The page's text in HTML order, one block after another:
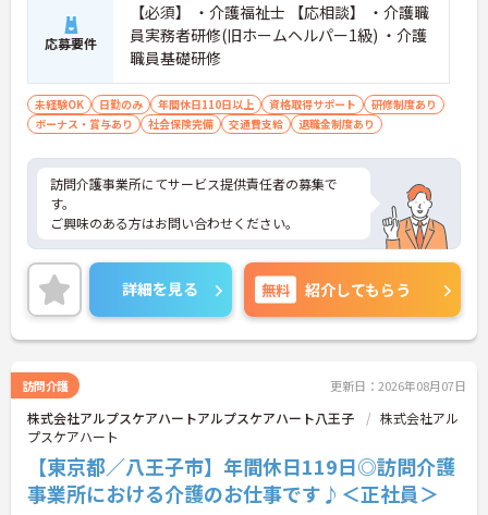
応募要件
【必須】 ・介護福祉士 【応相談】 ・介護職
員実務者研修(旧ホームヘルパー1級) ・介護
職員基礎研修
未経験OK 日勤のみ 年間休日110日以上 資格取得サポート
研修制度あり
ボーナス・賞与あり
社会保険完備 交通費支給 退職金制度あり
訪問介護事業所にてサービス提供責任者の募集で
す。
ご興味のある方はお問い合わせください。
詳細を見る 無料 紹介してもらう
訪問介護 更新日：2026年08月07日
株式会社アルプスケアハートアルプスケアハート八王子
株式会社アル
プスケアハート
【東京都／八王子市】年間休日119日◎訪問介護
事業所における介護のお仕事です♪＜正社員＞